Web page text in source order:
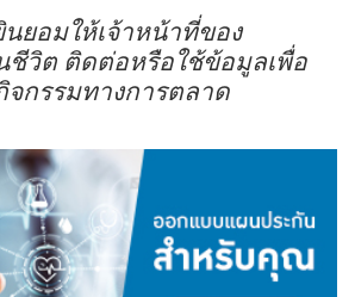
ยอมให้เจ้าหน้าที่ของ
ชีวิต ติดต่อหรือใช้ข้อมูลเพื่อ
กรรมทางการตลาด